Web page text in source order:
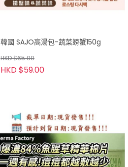
韓國 SAJO高湯包-蔬菜螃蟹150g
HKD $65.00
HKD $59.00